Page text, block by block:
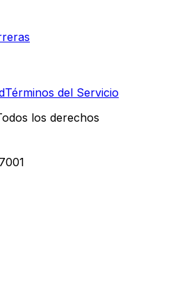
Términos del Servicio
los derechos